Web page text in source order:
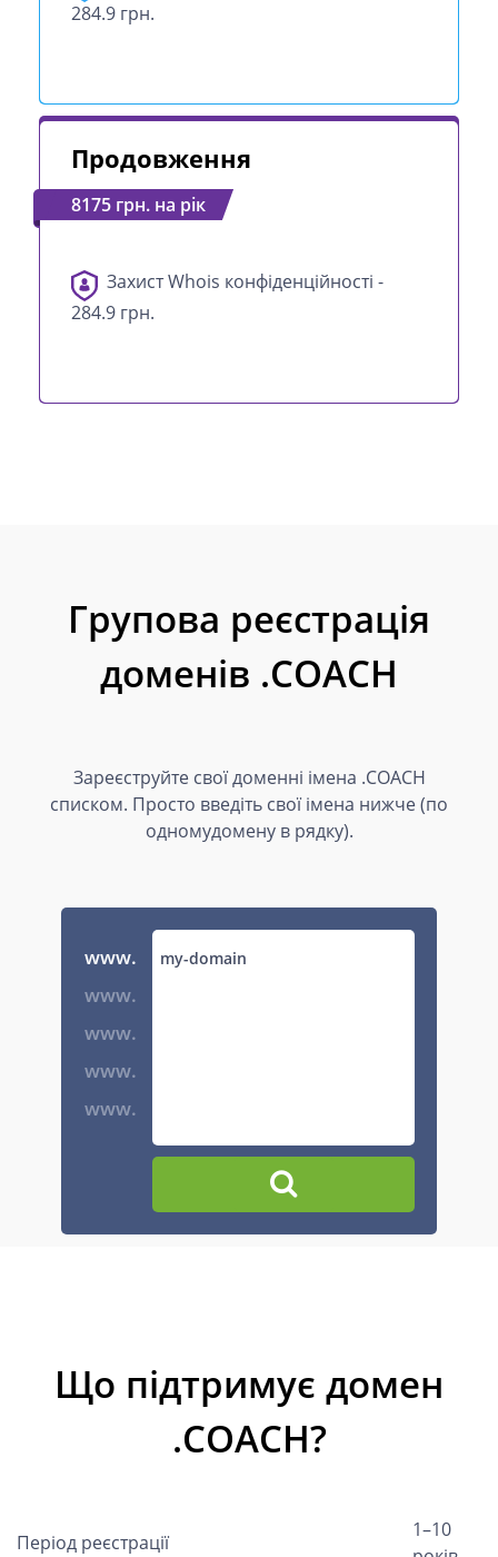
284.9 грн.
Продовження
8175 грн. на рік
Захист Whois конфіденційності -
284.9 грн.
Групова реєстрація
доменів .COACH
Зареєструйте свої доменні імена .COACH
списком. Просто введіть свої імена нижче (по
одномудомену в рядку).
www.
www.
www.
www.
www.
Що підтримує домен
.COACH?
Період реєстрації
1–10